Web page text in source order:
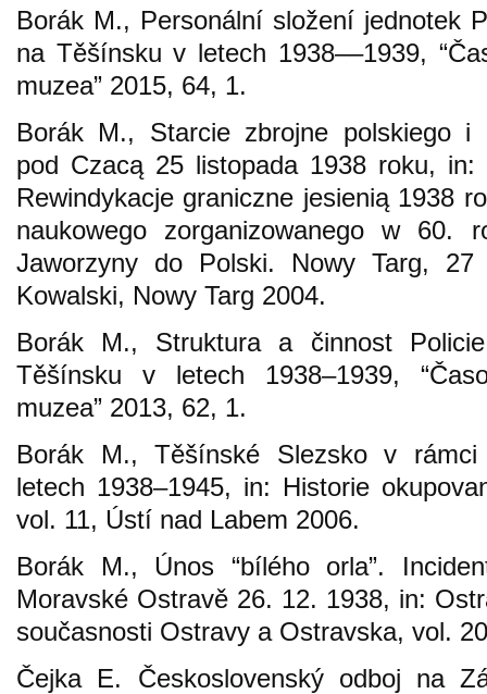
Borák M., Personální složení jednotek
na Těšínsku v letech 1938––1939,
muzea” 2015, 64, 1.
Borák M., Starcie zbrojne polskiego i
pod Czacą 25 listopada 1938 roku,
Rewindykacje graniczne jesienią 1938
naukowego zorganizowanego w 60.
Jaworzyny do Polski. Nowy Targ,
Kowalski, Nowy Targ 2004.
Borák M., Struktura a činnost
Těšínsku v letech 1938–1939,
muzea” 2013, 62, 1.
Borák M., Těšínské Slezsko v rámci
letech 1938–1945, in: Historie
vol. 11, Ústí nad Labem 2006.
Borák M., Únos “bílého orla”.
Moravské Ostravě 26. 12. 1938, in:
současnosti Ostravy a Ostravska, vol.
Čejka E. Československý odboj na